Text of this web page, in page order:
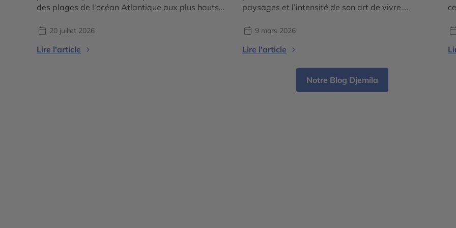
des plages de l'océan Atlantique aux plus hauts
immenses dunes du Sahara. Cette incroyable
destination idéale pour les voyageurs qui
20 juillet 2026
Lire l'article
paysages et l’intensité de son art de vivre.
spontanément à l’esprit lorsqu’on évoque le pays.
médinas animées ou à ses montagnes […]
9 mars 2026
Lire l'article
Notre Blog Djemila